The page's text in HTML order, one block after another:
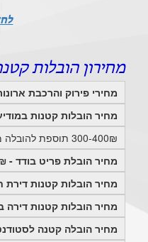
מחירון הובלות
מחירי פירוק והרכבת ארונות במודיעין
מחיר הובלות קטנות במודיעין החל
300-400₪ תוספת להובלה מחוץ לעיר עד 35 ק"מ
מחיר הובלת פריט בודד - 150-800₪
מחיר הובלות קטנות דירת חדר -
מחיר הובלות קטנות דירה בת 2 חדרים - 800-
מחיר הובלה קטנה לסטודנטים -